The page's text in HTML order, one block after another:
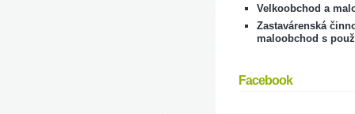
Velkoobchod a
Zastavárenská
maloobchod s
Facebook